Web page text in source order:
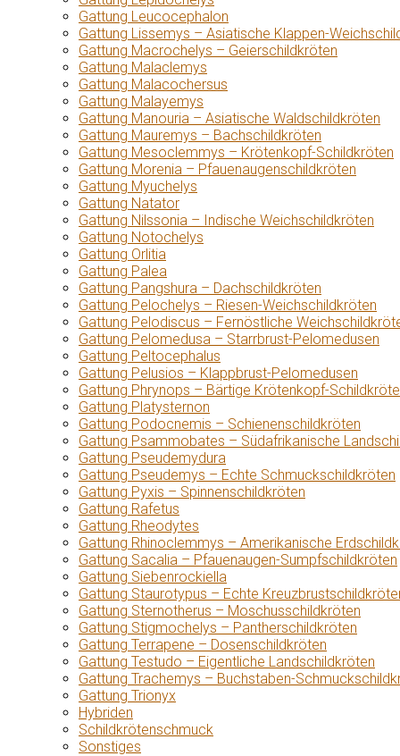
Gattung Leucocephalon
Gattung Lissemys – Asiatische Klappen-
Gattung Macrochelys – Geierschildkröten
Gattung Malaclemys
Gattung Malacochersus
Gattung Malayemys
Gattung Manouria – Asiatische Waldschildkröten
Gattung Mauremys – Bachschildkröten
Gattung Mesoclemmys – Krötenkopf-Schildkröten
Gattung Morenia – Pfauenaugenschildkröten
Gattung Myuchelys
Gattung Natator
Gattung Nilssonia – Indische Weichschildkröten
Gattung Notochelys
Gattung Orlitia
Gattung Palea
Gattung Pangshura – Dachschildkröten
Gattung Pelochelys – Riesen-Weichschildkröten
Gattung Pelodiscus – Fernöstliche
Gattung Pelomedusa – Starrbrust-Pelomedusen
Gattung Peltocephalus
Gattung Pelusios – Klappbrust-Pelomedusen
Gattung Phrynops – Bärtige Krötenkopf-
Gattung Platysternon
Gattung Podocnemis – Schienenschildkröten
Gattung Psammobates – Südafrikanische
Gattung Pseudemydura
Gattung Pseudemys – Echte Schmuckschildkröten
Gattung Pyxis – Spinnenschildkröten
Gattung Rafetus
Gattung Rheodytes
Gattung Rhinoclemmys – Amerikanische
Gattung Sacalia – Pfauenaugen-Sumpfschildkröten
Gattung Siebenrockiella
Gattung Staurotypus – Echte
Gattung Sternotherus – Moschusschildkröten
Gattung Stigmochelys – Pantherschildkröten
Gattung Terrapene – Dosenschildkröten
Gattung Testudo – Eigentliche Landschildkröten
Gattung Trachemys – Buchstaben-
Gattung Trionyx
Hybriden
Schildkrötenschmuck
Sonstiges